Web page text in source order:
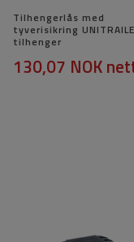
Tilhengerlås med
tyverisikring
tilhenger
130,07 NOK